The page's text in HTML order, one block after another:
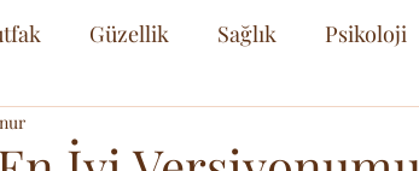
Güzellik Sağlık Psikoloji